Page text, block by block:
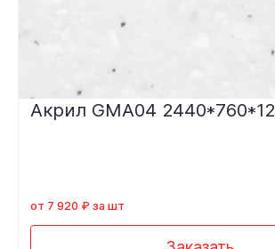
Акрил GMA04 2440*760*12
от 7 920 ₽ за шт